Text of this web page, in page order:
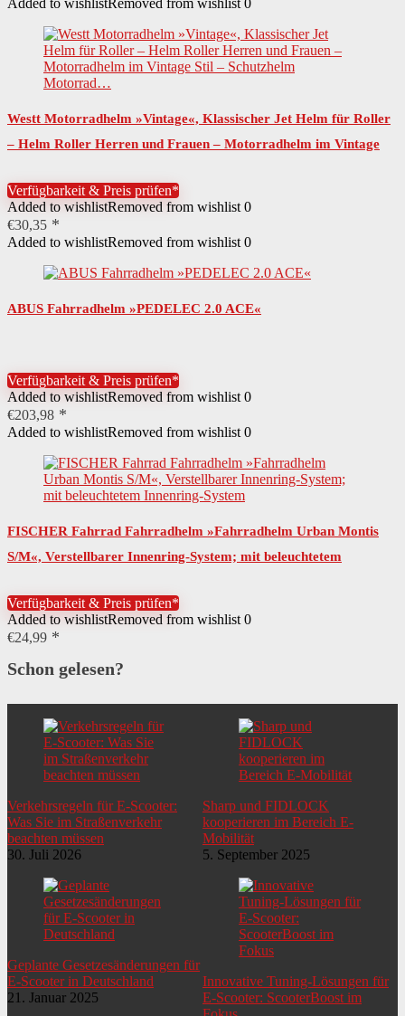
Added to wishlistRemoved from wishlist 0
Westt Motorradhelm »Vintage«, Klassischer Jet Helm für Roller
– Helm Roller Herren und Frauen – Motorradhelm im Vintage
Verfügbarkeit & Preis prüfen*
Added to wishlistRemoved from wishlist 0
€30,35
Added to wishlistRemoved from wishlist 0
ABUS Fahrradhelm »PEDELEC 2.0 ACE«
Verfügbarkeit & Preis prüfen*
Added to wishlistRemoved from wishlist 0
€203,98
Added to wishlistRemoved from wishlist 0
FISCHER Fahrrad Fahrradhelm »Fahrradhelm Urban Montis
S/M«, Verstellbarer Innenring-System; mit beleuchtetem
Verfügbarkeit & Preis prüfen*
Added to wishlistRemoved from wishlist 0
€24,99
Schon gelesen?
Verkehrsregeln für E-Scooter:
Was Sie im Straßenverkehr
beachten müssen
30. Juli 2026
Sharp und FIDLOCK
kooperieren im Bereich E-
Mobilität
5. September 2025
Geplante Gesetzesänderungen für
E-Scooter in Deutschland
21. Januar 2025
Innovative Tuning-Lösungen für
E-Scooter: ScooterBoost im